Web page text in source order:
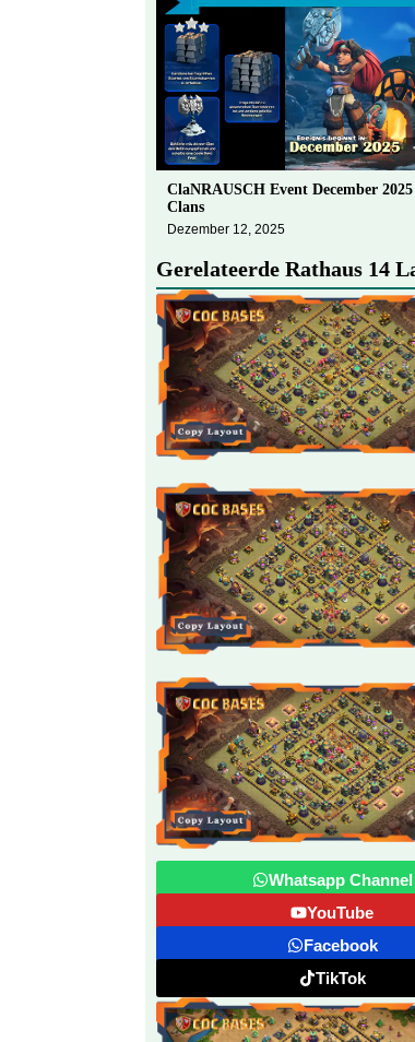
ClaNRAUSCH Event December
Clans
Dezember 12, 2025
Gerelateerde Rathaus 14
Whatsapp Channel
YouTube
Facebook
TikTok